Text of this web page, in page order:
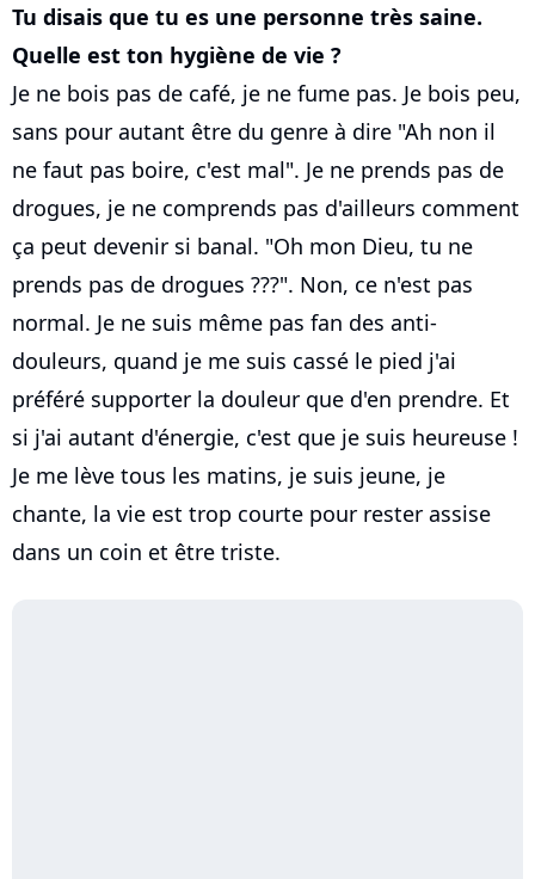
Tu disais que tu es une personne très saine.
Quelle est ton hygiène de vie ?
Je ne bois pas de café, je ne fume pas. Je bois peu,
sans pour autant être du genre à dire "Ah non il
ne faut pas boire, c'est mal". Je ne prends pas de
drogues, je ne comprends pas d'ailleurs comment
ça peut devenir si banal. "Oh mon Dieu, tu ne
prends pas de drogues ???". Non, ce n'est pas
normal. Je ne suis même pas fan des anti-
douleurs, quand je me suis cassé le pied j'ai
préféré supporter la douleur que d'en prendre. Et
si j'ai autant d'énergie, c'est que je suis heureuse !
Je me lève tous les matins, je suis jeune, je
chante, la vie est trop courte pour rester assise
dans un coin et être triste.